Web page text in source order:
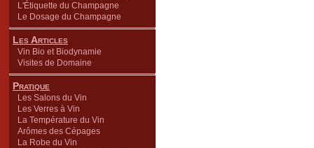
L'Étiquette du Champagne
Le Dosage du Champagne
Les Articles
Vin Bio et Biodynamie
Visites de Domaine
Pratique
Les Salons du Vin
Les Verres à Vin
La Température du Vin
Arômes des Cépages
La Robe du Vin